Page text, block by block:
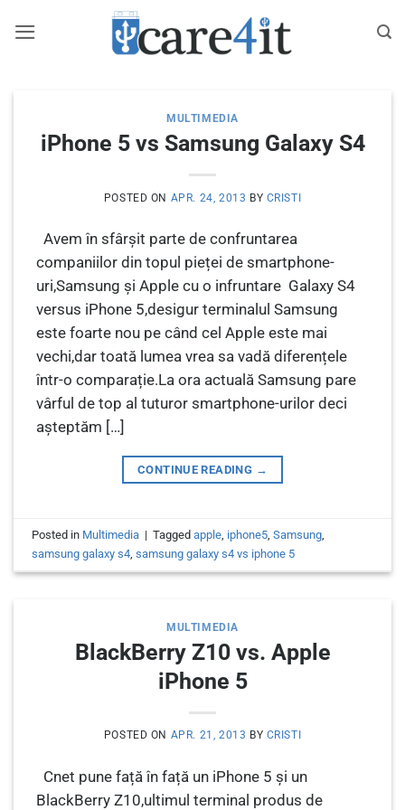
MULTIMEDIA
iPhone 5 vs Samsung Galaxy S4
POSTED ON APR. 24, 2013 BY CRISTI
Avem în sfârșit parte de confruntarea
companiilor din topul pieței de smartphone-
uri,Samsung și Apple cu o infruntare Galaxy S4
versus iPhone 5,desigur terminalul Samsung
este foarte nou pe când cel Apple este mai
vechi,dar toată lumea vrea sa vadă diferențele
într-o comparație.La ora actuală Samsung pare
vârful de top al tuturor smartphone-urilor deci
așteptăm […]
CONTINUE READING →
Posted in Multimedia | Taggedapple iphone5 ,Samsung
samsung galaxy s4 ,samsung galaxy s4 vs iphone 5
MULTIMEDIA
BlackBerry Z10 vs. Apple
iPhone 5
POSTED ON APR. 21, 2013 BY CRISTI
Cnet pune față în față un iPhone 5 și un
BlackBerry Z10,ultimul terminal produs de